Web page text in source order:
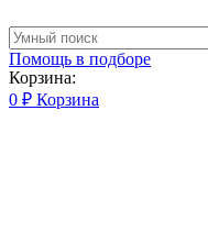
Помощь в подборе
Корзина:
0 ₽ Корзина